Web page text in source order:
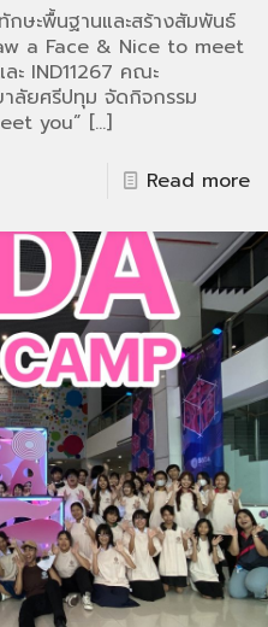
กษะพื้นฐานและสร้างสัมพันธ์
a Face & Nice to meet
ะ IND11267 คณะ
ลัยศรีปทุม จัดกิจกรรม
you” […]
Read more